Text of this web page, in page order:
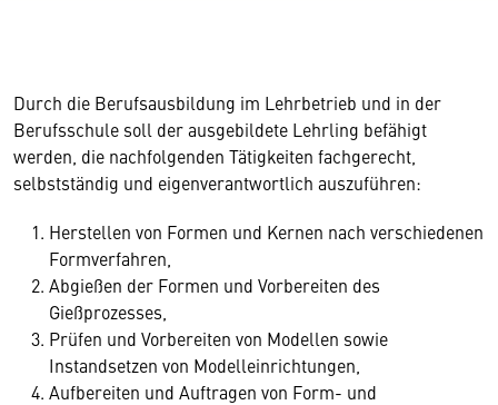
Durch die Berufsausbildung im Lehrbetrieb und in der
Berufsschule soll der ausgebildete Lehrling befähigt
werden, die nachfolgenden Tätigkeiten fachgerecht,
selbstständig und eigenverantwortlich auszuführen:
Herstellen von Formen und Kernen nach verschiedenen
Formverfahren,
Abgießen der Formen und Vorbereiten des
Gießprozesses,
Prüfen und Vorbereiten von Modellen sowie
Instandsetzen von Modelleinrichtungen,
Aufbereiten und Auftragen von Form- und